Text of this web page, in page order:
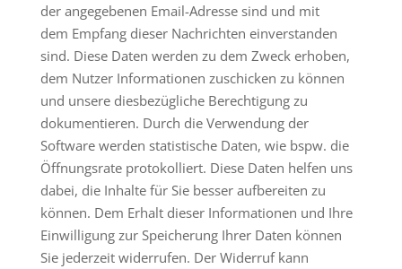
der angegebenen Email-Adresse sind und mit
dem Empfang dieser Nachrichten einverstanden
sind. Diese Daten werden zu dem Zweck erhoben,
dem Nutzer Informationen zuschicken zu können
und unsere diesbezügliche Berechtigung zu
dokumentieren. Durch die Verwendung der
Software werden statistische Daten, wie bspw. die
Öffnungsrate protokolliert. Diese Daten helfen uns
dabei, die Inhalte für Sie besser aufbereiten zu
können. Dem Erhalt dieser Informationen und Ihre
Einwilligung zur Speicherung Ihrer Daten können
Sie jederzeit widerrufen. Der Widerruf kann